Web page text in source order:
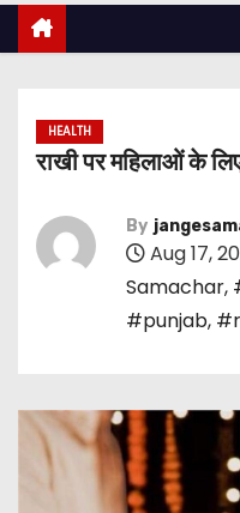
HEALTH
राखी पर महिलाओं के
By
Aug 17,
Samachar,
#punjab,